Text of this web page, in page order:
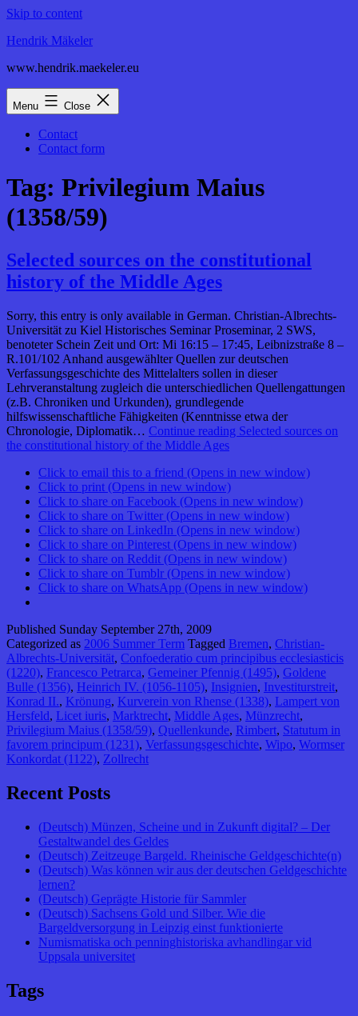
Skip to content
Hendrik Mäkeler
www.hendrik.maekeler.eu
Menu Close
Contact
Contact form
Tag: Privilegium Maius
(1358/59)
Selected sources on the constitutional
history of the Middle Ages
Sorry, this entry is only available in German. Christian-Albrechts-
Universität zu Kiel Historisches Seminar Proseminar, 2 SWS,
benoteter Schein Zeit und Ort: Mi 16:15 – 17:45, Leibnizstraße 8 –
R.101/102 Anhand ausgewählter Quellen zur deutschen
Verfassungsgeschichte des Mittelalters sollen in dieser
Lehrveranstaltung zugleich die unterschiedlichen Quellengattungen
(z.B. Chroniken und Urkunden), grundlegende
hilfswissenschaftliche Fähigkeiten (Kenntnisse etwa der
Chronologie, Diplomatik… Continue reading Selected sources on
the constitutional history of the Middle Ages
Click to email this to a friend (Opens in new window)
Click to print (Opens in new window)
Click to share on Facebook (Opens in new window)
Click to share on Twitter (Opens in new window)
Click to share on LinkedIn (Opens in new window)
Click to share on Pinterest (Opens in new window)
Click to share on Reddit (Opens in new window)
Click to share on Tumblr (Opens in new window)
Click to share on WhatsApp (Opens in new window)
Published Sunday September 27th, 2009
Categorized as 2006 Summer Term Tagged Bremen, Christian-
Albrechts-Universität, Confoederatio cum principibus ecclesiasticis
(1220), Francesco Petrarca, Gemeiner Pfennig (1495), Goldene
Bulle (1356), Heinrich IV. (1056-1105), Insignien, Investiturstreit,
Konrad II., Krönung, Kurverein von Rhense (1338), Lampert von
Hersfeld, Licet iuris, Marktrecht, Middle Ages, Münzrecht,
Privilegium Maius (1358/59), Quellenkunde, Rimbert, Statutum in
favorem principum (1231), Verfassungsgeschichte, Wipo, Wormser
Konkordat (1122), Zollrecht
Recent Posts
(Deutsch) Münzen, Scheine und in Zukunft digital? – Der
Gestaltwandel des Geldes
(Deutsch) Zeitzeuge Bargeld. Rheinische Geldgeschichte(n)
(Deutsch) Was können wir aus der deutschen Geldgeschichte
lernen?
(Deutsch) Geprägte Historie für Sammler
(Deutsch) Sachsens Gold und Silber. Wie die
Bargeldversorgung in Leipzig einst funktionierte
Numismatiska och penninghistoriska avhandlingar vid
Uppsala universitet
Tags